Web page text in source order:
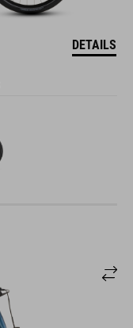
DETAILS